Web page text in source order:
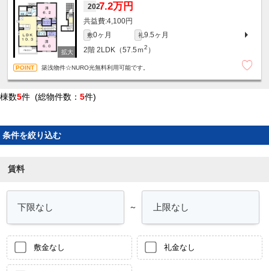
2027.2万円
4,100円
敷0ヶ月 礼9.5ヶ月
2階 2LDK（57.5ｍ2 ）
築浅物件☆NURO光無料利用可能です。
棟数5件 (総物件数： 5件)
条件を絞り込む
賃料
～
敷金なし 礼金なし